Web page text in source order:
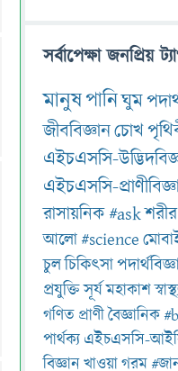
সর্বাপেক্ষা জনপ্রিয়
মানুষপানিঘুম
জীববিজ্ঞানচোখ
এইচএসসি-
এইচএসসি-
রাসায়নিক#askশরীর
আলো#science
চুলচিকিৎসা
প্রযুক্তিসূর্যমহাকাশ
গণিত প্রাণীবৈজ্ঞানিক
পার্থক্য এইচএসসি-
বিজ্ঞানখাওয়াগরম